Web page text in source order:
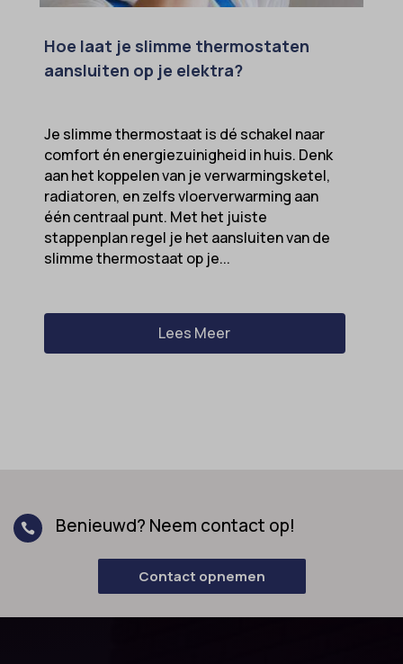
Hoe laat je slimme thermostaten
aansluiten op je elektra?
Je slimme thermostaat is dé schakel naar
comfort én energiezuinigheid in huis. Denk
aan het koppelen van je verwarmingsketel,
radiatoren, en zelfs vloerverwarming aan
één centraal punt. Met het juiste
stappenplan regel je het aansluiten van de
slimme thermostaat op je...
Lees Meer
 Benieuwd? Neem contact op!
Contact opnemen
popupShow
SameSite
sensorsdata2015jssdkcross
ssm_au_c
tarteaucitron
termsfeed_pc1_consent
twCookieConsent